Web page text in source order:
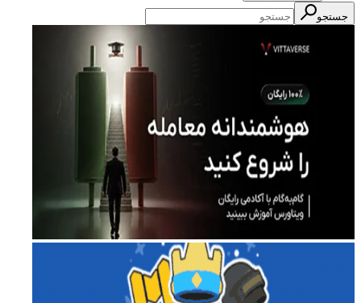
جستجو